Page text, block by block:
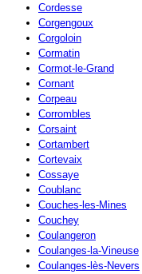
Cordesse
Corgengoux
Corgoloin
Cormatin
Cormot-le-Grand
Cornant
Corpeau
Corrombles
Corsaint
Cortambert
Cortevaix
Cossaye
Coublanc
Couches-les-Mines
Couchey
Coulangeron
Coulanges-la-Vineuse
Coulanges-lès-Nevers